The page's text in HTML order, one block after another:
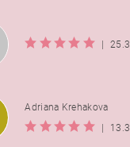
Adriana Krehakova